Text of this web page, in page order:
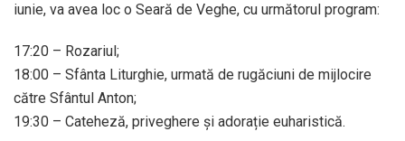
iunie, va avea loc o Seară de Veghe, cu următorul program:
17:20 – Rozariul;
18:00 – Sfânta Liturghie, urmată de rugăciuni de mijlocire
către Sfântul Anton;
19:30 – Cateheză, priveghere și adorație euharistică.